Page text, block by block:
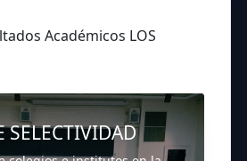
Académicos LOS
SELECTIVIDAD